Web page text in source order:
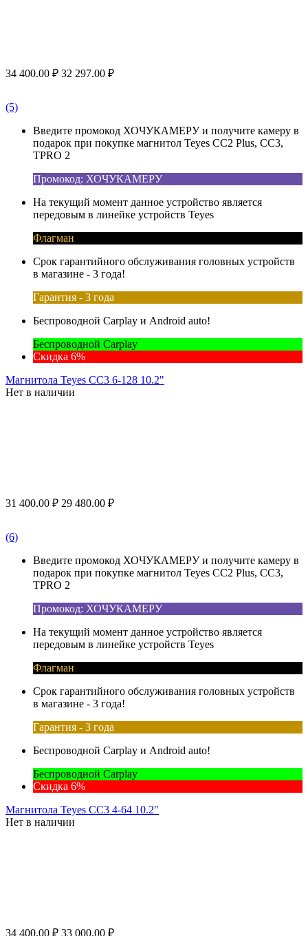
34 400.00 ₽ 32 297.00 ₽
(5)
Введите промокод ХОЧУКАМЕРУ и получите камеру в
подарок при покупке магнитол Teyes CC2 Plus, CC3,
TPRO 2
Промокод: ХОЧУКАМЕРУ
На текущий момент данное устройство является
передовым в линейке устройств Teyes
Флагман
Срок гарантийного обслуживания головных устройств
в магазине - 3 года!
Гарантия - 3 года
Беспроводной Carplay и Android auto!
Беспроводной Carplay
Скидка 6%
Магнитола Teyes CC3 6-128 10.2"
Нет в наличии
31 400.00 ₽ 29 480.00 ₽
(6)
Введите промокод ХОЧУКАМЕРУ и получите камеру в
подарок при покупке магнитол Teyes CC2 Plus, CC3,
TPRO 2
Промокод: ХОЧУКАМЕРУ
На текущий момент данное устройство является
передовым в линейке устройств Teyes
Флагман
Срок гарантийного обслуживания головных устройств
в магазине - 3 года!
Гарантия - 3 года
Беспроводной Carplay и Android auto!
Беспроводной Carplay
Скидка 6%
Магнитола Teyes CC3 4-64 10.2"
Нет в наличии
34 400.00 ₽ 33 000.00 ₽